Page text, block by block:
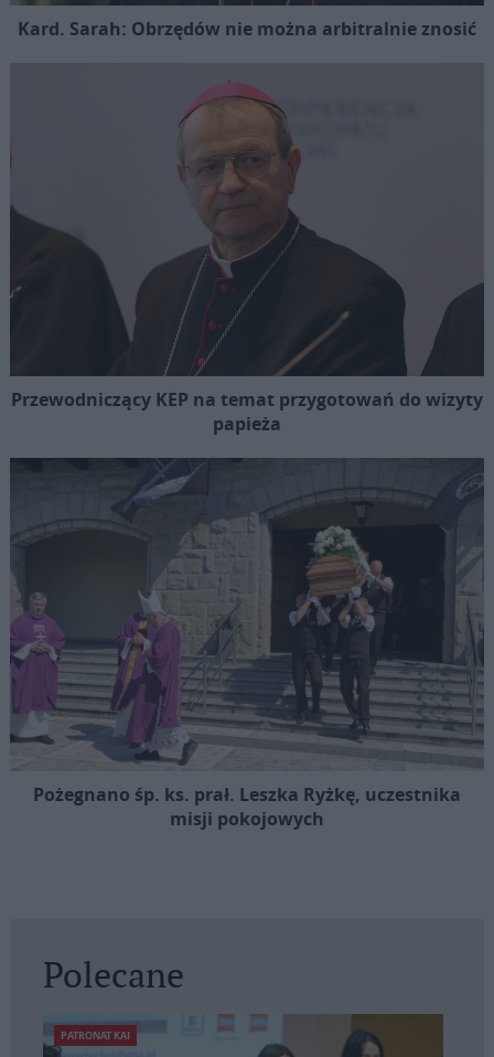
Kard. Sarah: Obrzędów nie można arbitralnie znosić
Przewodniczący KEP na temat przygotowań do wizyty
papieża
Pożegnano śp. ks. prał. Leszka Ryżkę, uczestnika
misji pokojowych
Polecane
PATRONAT KAI